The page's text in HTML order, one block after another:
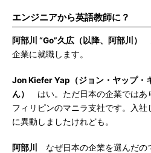
エンジニアから英語教師に？
阿部川 “Go”久広（以降、阿部川）
企業に就職します。
Jon Kiefer Yap（ジョン・ヤップ・
ん）
はい。ただ日本の企業ではあ
フィリピンのマニラ支社です。入
に異動しましたけれども。
阿部川 なぜ日本の企業を選んだの